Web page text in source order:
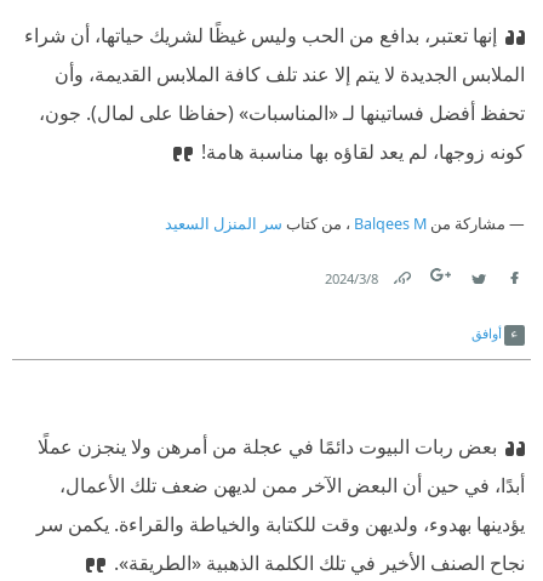
إنها تعتبر، بدافع من الحب وليس غيظًا لشريك حياتها، أن شراء
الملابس الجديدة لا يتم إلا عند تلف كافة الملابس القديمة، وأن
تحفظ أفضل فساتينها لـ «المناسبات» (حفاظا على لمال). جون،
كونه زوجها، لم يعد لقاؤه بها مناسبة هامة!
مشاركة من Balqees M ، من كتاب سر المنزل السعيد
8‏/3‏/2024
أوافق
بعض ربات البيوت دائمًا في عجلة من أمرهن ولا ينجزن عملًا
أبدًا، في حين أن البعض الآخر ممن لديهن ضعف تلك الأعمال،
يؤدينها بهدوء، ولديهن وقت للكتابة والخياطة والقراءة. يكمن سر
نجاح الصنف الأخير في تلك الكلمة الذهبية «الطريقة».